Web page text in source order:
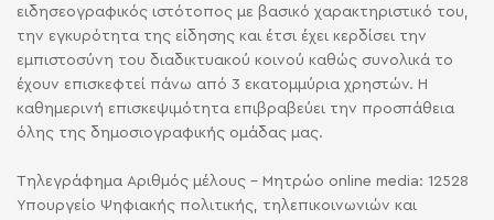
ειδησεογραφικός ιστότοπος με βασικό χαρακτηριστικό του,
την εγκυρότητα της είδησης και έτσι έχει κερδίσει την
εμπιστοσύνη του διαδικτυακού κοινού καθώς συνολικά το
έχουν επισκεφτεί πάνω από 3 εκατομμύρια χρηστών. Η
καθημερινή επισκεψιμότητα επιβραβεύει την προσπάθεια
όλης της δημοσιογραφικής ομάδας μας.
Τηλεγράφημα Αριθμός μέλους - Μητρώο online media: 12528
Υπουργείο Ψηφιακής πολιτικής, τηλεπικοινωνιών και